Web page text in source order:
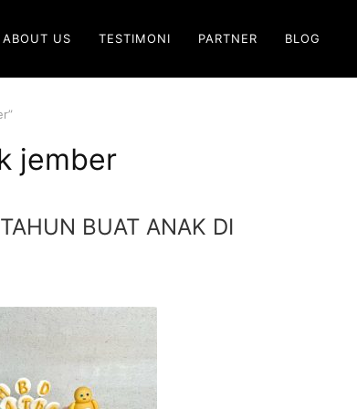
ABOUT US TESTIMONI PARTNER BLOG
jember
BUAT ANAK DI